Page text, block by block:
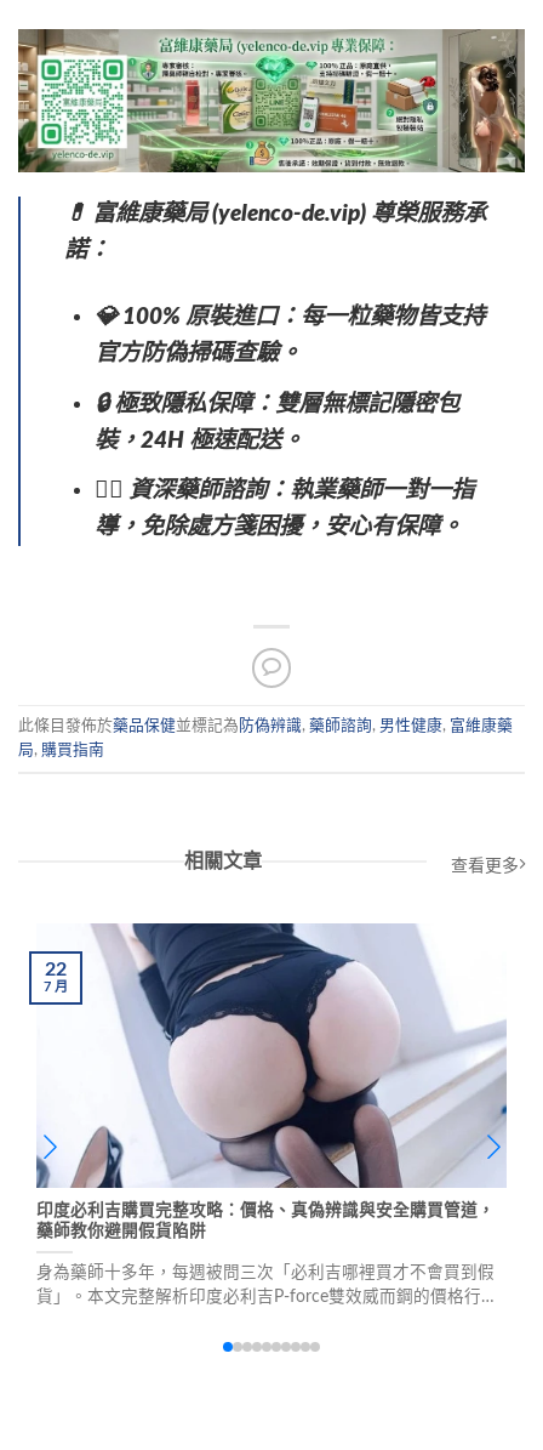
💊 富維康藥局 (yelenco-de.vip) 尊榮服務承
諾：
💎 100% 原裝進口：每一粒藥物皆支持
官方防偽掃碼查驗。
🔒 極致隱私保障：雙層無標記隱密包
裝，24H 極速配送。
👨‍⚕️ 資深藥師諮詢：執業藥師一對一指
導，免除處方箋困擾，安心有保障。
此條目發佈於藥品保健並標記為 防偽辨識, 藥師諮詢, 男性健康, 富維康藥
局, 購買指南
相關文章 查看更多
印度必利吉購買完整攻略：價格、真偽辨識與安全購買管道，
藥師教你避開假貨陷阱
身為藥師十多年，每週被問三次「必利吉哪裡買才不會買到假
貨」。本文完整解析印度必利吉P-force雙效威而鋼的價格行
全注意事項，幫助您安全避開假貨陷阱。
22
7月